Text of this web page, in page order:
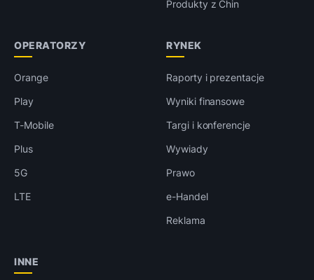
Produkty z Chin
OPERATORZY
Orange
Play
T-Mobile
Plus
5G
LTE
RYNEK
Raporty i prezentacje
Wyniki finansowe
Targi i konferencje
Wywiady
Prawo
e-Handel
Reklama
INNE